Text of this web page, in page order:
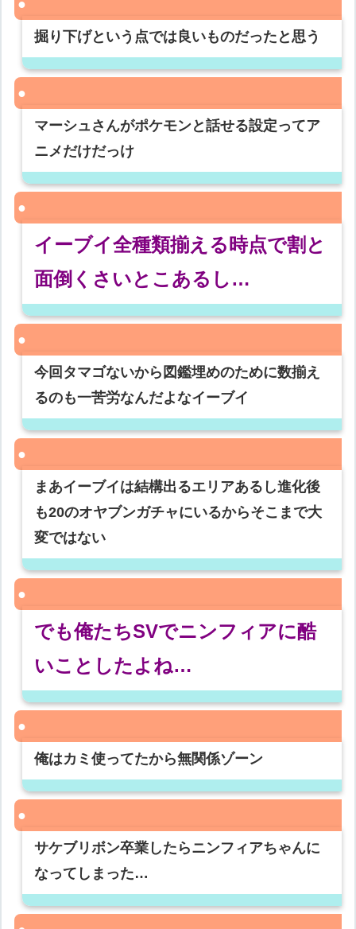
掘り下げという点では良いものだったと思う
マーシュさんがポケモンと話せる設定ってア
ニメだけだっけ
イーブイ全種類揃える時点で割と
面倒くさいとこあるし…
今回タマゴないから図鑑埋めのために数揃え
るのも一苦労なんだよなイーブイ
まあイーブイは結構出るエリアあるし進化後
も20のオヤブンガチャにいるからそこまで大
変ではない
でも俺たちSVでニンフィアに酷
いことしたよね…
俺はカミ使ってたから無関係ゾーン
サケブリボン卒業したらニンフィアちゃんに
なってしまった…